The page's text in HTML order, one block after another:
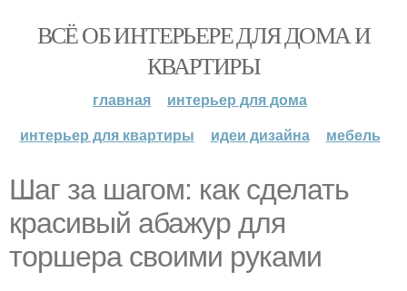
ВСЁ ОБ ИНТЕРЬЕРЕ ДЛЯ ДОМА И
КВАРТИРЫ
главная
интерьер для дома
интерьер для квартиры
идеи дизайна мебель
Шаг за шагом: как сделать
красивый абажур для
торшера своими руками